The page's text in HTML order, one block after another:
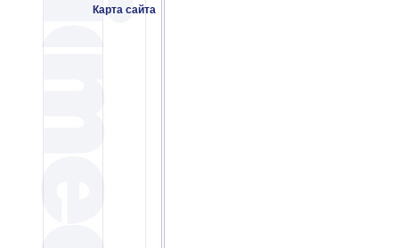
Карта сайта